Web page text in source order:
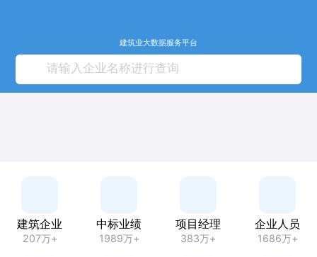
建筑业大数据服务平台
建筑企业
207万+
中标业绩
1989万+
项目经理
383万+
企业人员
1686万+